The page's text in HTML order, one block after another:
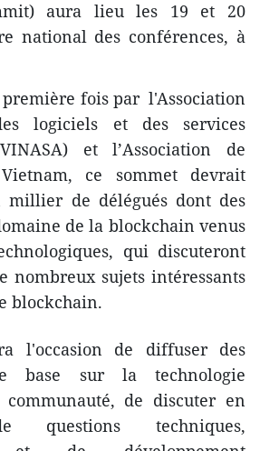
aura lieu les 19 et 20
national des conférences, à
fois par l'Association
logiciels et des services
et l’Association de
ce sommet devrait
de délégués dont des
de la blockchain venus
qui discuteront
nombreux sujets intéressants
blockchain.
l'occasion de diffuser des
base sur la technologie
de discuter en
questions techniques,